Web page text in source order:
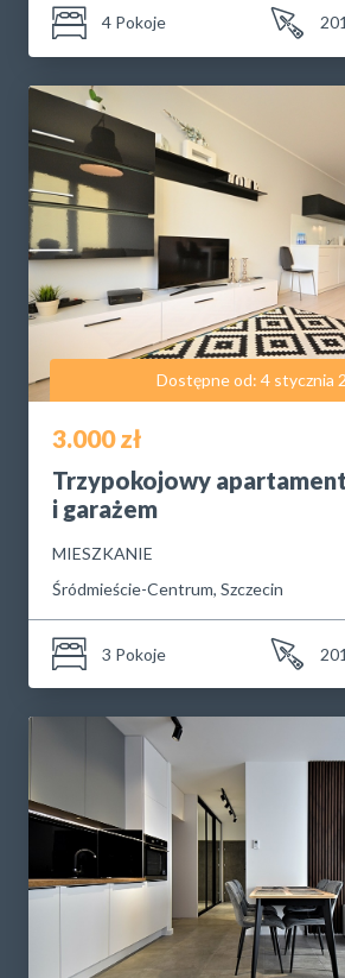
4 Pokoje
Dostępne od: 4 stycznia
3.000 zł
Trzypokojowy
i garażem
MIESZKANIE
Śródmieście-Centrum, Szczecin
3 Pokoje